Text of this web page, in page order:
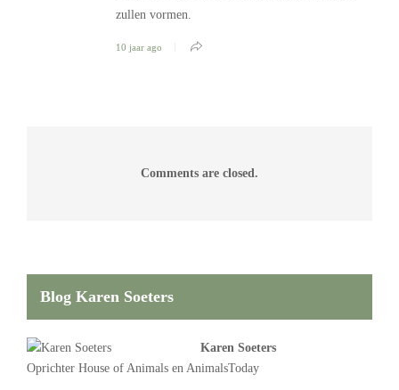
zullen vormen.
10 jaar ago
Comments are closed.
Blog Karen Soeters
Karen Soeters
Oprichter House of Animals en AnimalsToday